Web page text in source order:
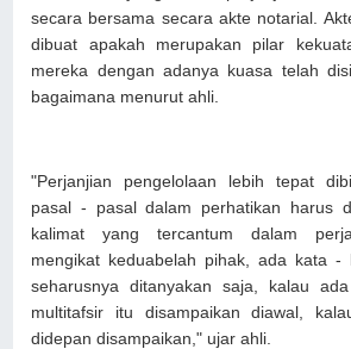
secara bersama secara akte notarial.
dibuat apakah merupakan pilar
mereka dengan adanya kuasa telah
bagaimana menurut ahli.
"Perjanjian pengelolaan lebih tepat
pasal - pasal dalam perhatikan harus
kalimat yang tercantum dalam
mengikat keduabelah pihak, ada kata -
seharusnya ditanyakan saja, kalau
multitafsir itu disampaikan diawal,
didepan disampaikan," ujar ahli.